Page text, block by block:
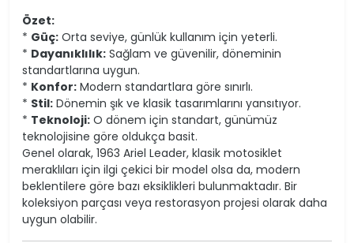
Özet:
* Güç: Orta seviye, günlük kullanım için yeterli.
* Dayanıklılık: Sağlam ve güvenilir, döneminin
standartlarına uygun.
* Konfor: Modern standartlara göre sınırlı.
* Stil: Dönemin şık ve klasik tasarımlarını yansıtıyor.
* Teknoloji: O dönem için standart, günümüz
teknolojisine göre oldukça basit.
Genel olarak, 1963 Ariel Leader, klasik motosiklet
meraklıları için ilgi çekici bir model olsa da, modern
beklentilere göre bazı eksiklikleri bulunmaktadır. Bir
koleksiyon parçası veya restorasyon projesi olarak daha
uygun olabilir.